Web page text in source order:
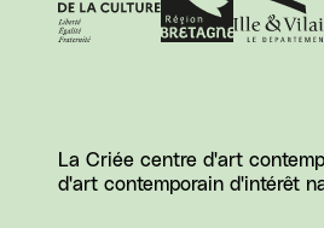
La Criée centre d'art
d'art contemporain d'intérêt